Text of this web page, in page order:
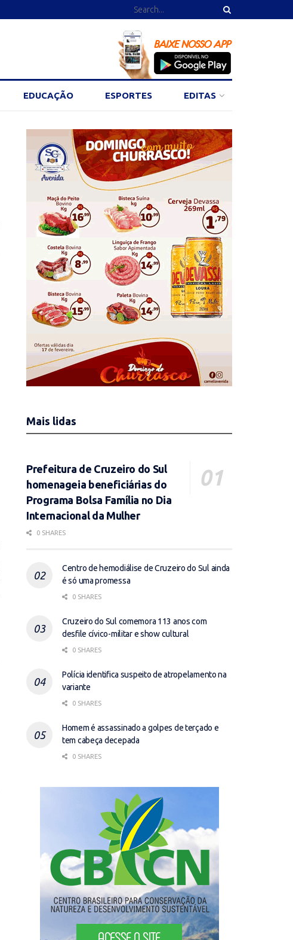
EDUCAÇÃO ESPORTES EDITAS
Mais lidas
Prefeitura de Cruzeiro do Sul
homenageia beneficiárias do
Programa Bolsa Família no Dia
Internacional da Mulher
0 SHARES
Centro de hemodiálise de Cruzeiro do Sul ainda
é só uma promessa
0 SHARES
Cruzeiro do Sul comemora 113 anos com
desfile cívico-militar e show cultural
0 SHARES
Polícia identifica suspeito de atropelamento na
variante
0 SHARES
Homem é assassinado a golpes de terçado e
tem cabeça decepada
0 SHARES